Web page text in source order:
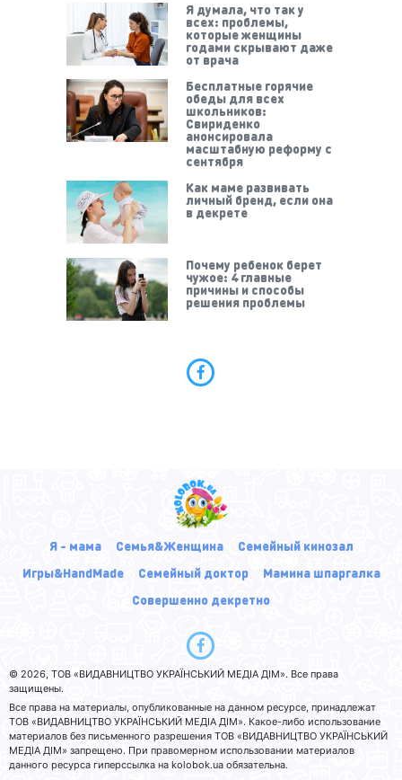
Я думала, что так у
всех: проблемы,
которые женщины
годами скрывают даже
от врача
Бесплатные горячие
обеды для всех
школьников:
Свириденко
анонсировала
масштабную реформу с
сентября
Как маме развивать
личный бренд, если она
в декрете
Почему ребенок берет
чужое: 4 главные
причины и способы
решения проблемы
Я - мама Семья&Женщина
Семейный кинозал
Игры&HandMade
Семейный доктор
Мамина шпаргалка
Совершенно декретно
© 2026, ТОВ «ВИДАВНИЦТВО УКРАЇНСЬКИЙ МЕДІА ДІМ». Все права
защищены.
Все права на материалы, опубликованные на данном ресурсе, принадлежат
ТОВ «ВИДАВНИЦТВО УКРАЇНСЬКИЙ МЕДІА ДІМ». Какое-либо использование
материалов без письменного разрешения ТОВ «ВИДАВНИЦТВО УКРАЇНСЬКИЙ
МЕДІА ДІМ» запрещено. При правомерном использовании материалов
данного ресурса гиперссылка на kolobok.ua обязательна.